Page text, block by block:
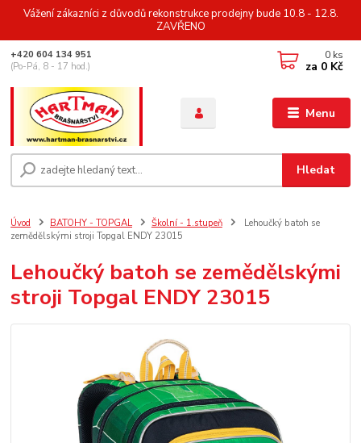
Vážení zákazníci z důvodů rekonstrukce prodejny bude 10.8 - 12.8.
ZAVŘENO
Menu
Hledat
+420 604 134 951
(Po-Pá, 8 - 17 hod.)
0 ks
za 0 Kč
Úvod BATOHY - TOPGAL Školní - 1.stupeň
Lehoučký batoh se
zemědělskými stroji Topgal ENDY 23015
Lehoučký batoh se zemědělskými
stroji Topgal ENDY 23015